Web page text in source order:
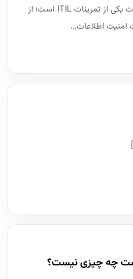
مدیریت امنیت اطلاعات یکی از تمرینات ITIL است؛ از
اطلاعات...
چه چیزی نیست؟